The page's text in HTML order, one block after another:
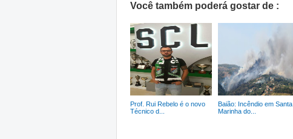
Você também poderá gostar de :
Prof. Rui Rebelo é o novo
Técnico d...
Baião: Incêndio em Santa
Marinha do...